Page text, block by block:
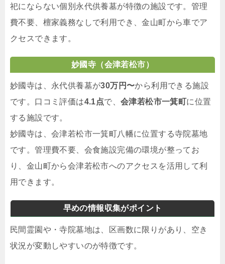
祀にならない個別永代供養墓が特徴の施設です。管理
費不要、檀家義務なしで利用でき、金山町から車でア
クセスできます。
妙國寺（会津若松市）
妙國寺は、永代供養墓が30万円〜から利用できる施設
です。口コミ評価は4.1点で、会津若松市一箕町に位置
する施設です。
妙國寺は、会津若松市一箕町八幡に位置する寺院墓地
です。管理費不要、会食施設完備の環境が整ってお
り、金山町から会津若松市へのアクセスを活用して利
用できます。
早めの情報収集がポイント
民間霊園や・寺院墓地は、区画数に限りがあり、空き
状況が変動しやすいのが特徴です。